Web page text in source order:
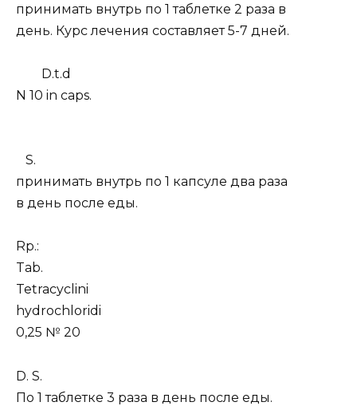
принимать внутрь по 1 таблетке 2 раза в
день. Курс лечения составляет 5-7 дней.
D.t.d
N 10 in caps.
S.
принимать внутрь по 1 капсуле два раза
в день после еды.
Rp.:
Tab.
Tetracyclini
hydrochloridi
0,25 № 20
D. S.
По 1 таблетке 3 раза в день после еды.